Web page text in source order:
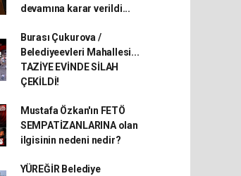
devamına karar verildi...
Burası Çukurova /
Belediyeevleri Mahallesi...
TAZİYE EVİNDE SİLAH
ÇEKİLDİ!
Mustafa Özkan'ın FETÖ
SEMPATİZANLARINA olan
ilgisinin nedeni nedir?
YÜREĞİR Belediye